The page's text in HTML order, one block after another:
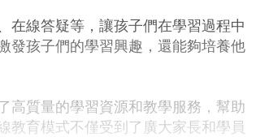
在線答疑等，讓孩子們在學習過程中
發孩子們的學習興趣，還能夠培養他
高質量的學習資源和教學服務，幫助
教育模式不僅受到了廣大家長和學員